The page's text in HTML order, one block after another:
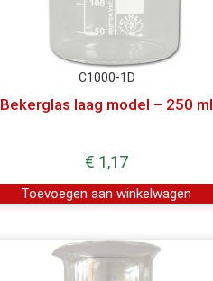
C1000-1D
Bekerglas laag model – 250 ml
€ 1,17
Toevoegen aan winkelwagen